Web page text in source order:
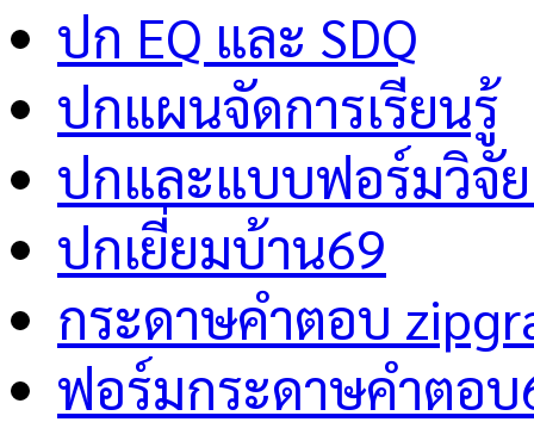
ปก EQ และ SDQ
ปกแผนจัดการเรียนรู้
ปกและแบบฟอร์มวิจั
ปกเยี่ยมบ้าน69
กระดาษคำตอบ
ฟอร์มกระดาษคำตอบ